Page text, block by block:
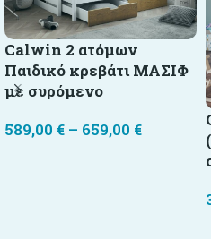
Calwin 2 ατόμων
Παιδικό κρεβάτι ΜΑΣΙΦ
με συρόμενο
589,00 € – 659,00 €